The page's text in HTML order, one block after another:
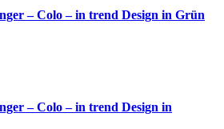
– Colo – in trend Design in Grün
– Colo – in trend Design in